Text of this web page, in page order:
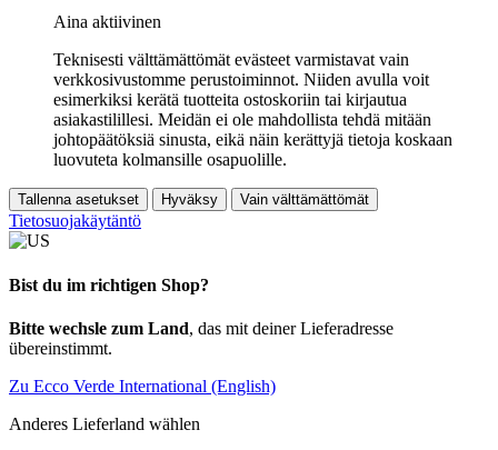
Aina aktiivinen
Teknisesti välttämättömät evästeet varmistavat vain
verkkosivustomme perustoiminnot. Niiden avulla voit
esimerkiksi kerätä tuotteita ostoskoriin tai kirjautua
asiakastilillesi. Meidän ei ole mahdollista tehdä mitään
johtopäätöksiä sinusta, eikä näin kerättyjä tietoja koskaan
luovuteta kolmansille osapuolille.
Tallenna asetukset Hyväksy Vain välttämättömät
Tietosuojakäytäntö
Bist du im richtigen Shop?
Bitte wechsle zum Land, das mit deiner Lieferadresse
übereinstimmt.
Zu Ecco Verde International (English)
Anderes Lieferland wählen